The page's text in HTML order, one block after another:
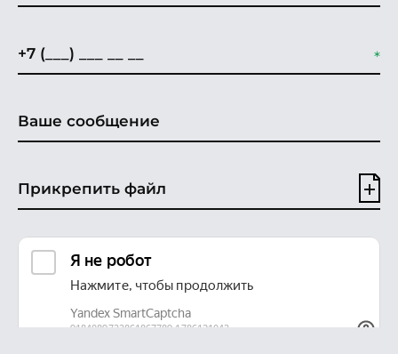
Прикрепить файл